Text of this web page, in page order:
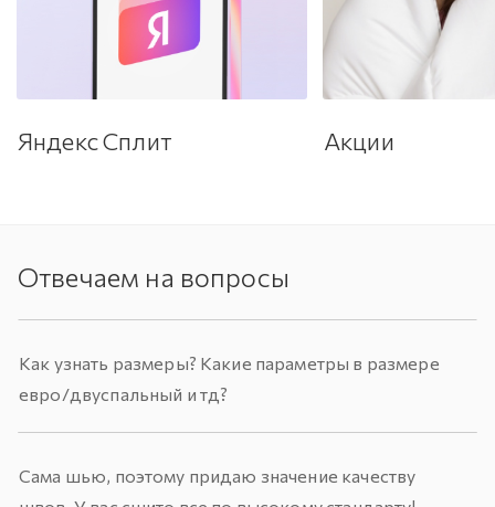
Яндекс Сплит Акции
Отвечаем на вопросы
Как узнать размеры? Какие параметры в размере
евро/двуспальный и тд?
Сама шью, поэтому придаю значение качеству